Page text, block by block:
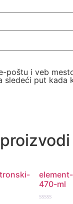
poštu i veb
sledeći put kada
470-ml